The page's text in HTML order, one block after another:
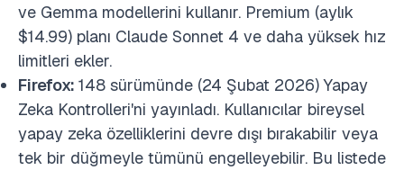
ve Gemma modellerini kullanır. Premium (aylık
$14.99) planı Claude Sonnet 4 ve daha yüksek hız
limitleri ekler.
Firefox: 148 sürümünde (24 Şubat 2026) Yapay
Zeka Kontrolleri'ni yayınladı. Kullanıcılar bireysel
yapay zeka özelliklerini devre dışı bırakabilir veya
tek bir düğmeyle tümünü engelleyebilir. Bu listede